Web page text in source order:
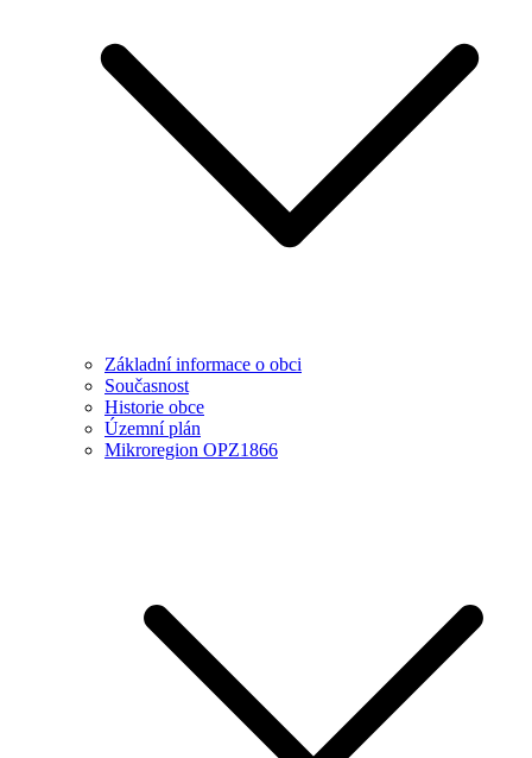
Základní informace o obci
Současnost
Historie obce
Územní plán
Mikroregion OPZ1866